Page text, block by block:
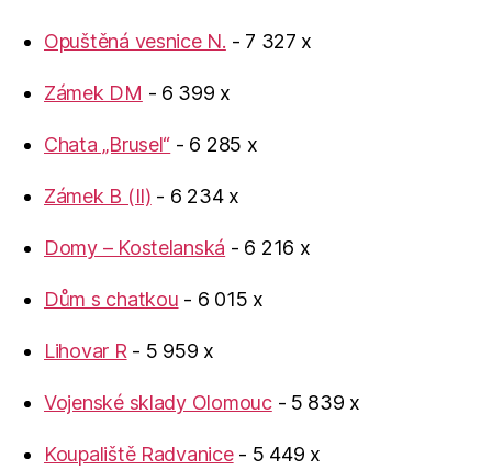
Opuštěná vesnice N. - 7 327 x
Zámek DM - 6 399 x
Chata „Brusel“ - 6 285 x
Zámek B (II) - 6 234 x
Domy – Kostelanská - 6 216 x
Dům s chatkou - 6 015 x
Lihovar R - 5 959 x
Vojenské sklady Olomouc- 5 839 x
Koupaliště Radvanice- 5 449 x